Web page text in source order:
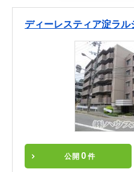
ディーレスティア淀ラル
公開 0 件